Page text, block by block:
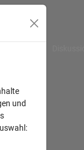
und